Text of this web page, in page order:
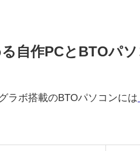
自作PCとBTOパ
ラボ搭載のBTOパソコンには